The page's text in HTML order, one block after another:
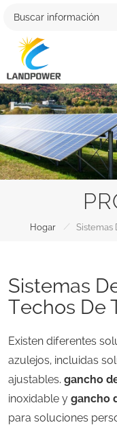
Hogar / Sistemas
Sistemas
Techos De
Existen diferentes
azulejos, incluidas
ajustables. gancho
inoxidable y gancho
para soluciones